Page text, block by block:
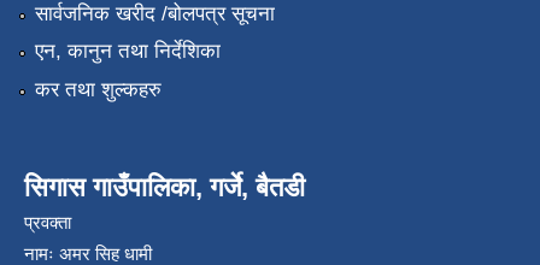
सार्वजनिक खरीद /बोलपत्र सूचना
एन, कानुन तथा निर्देशिका
कर तथा शुल्कहरु
सिगास गाउँपालिका, गर्जे, बैतडी
प्रवक्ता
नामः अमर सिह धामी